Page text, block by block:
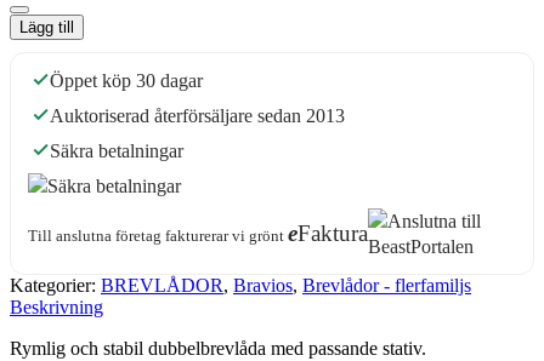
Lägg till
Öppet köp 30 dagar
Auktoriserad återförsäljare sedan 2013
Säkra betalningar
Till anslutna företag fakturerar vi grönt eFaktura
Kategorier: BREVLÅDOR, Bravios, Brevlådor - flerfamiljs
Beskrivning
Rymlig och stabil dubbelbrevlåda med passande stativ.